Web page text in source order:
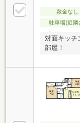
敷金なし
駐車場(近隣
対面キッチ
部屋！